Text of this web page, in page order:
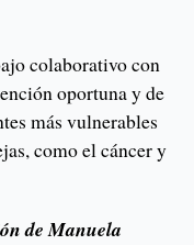
colaborativo con
oportuna y de
más vulnerables
como el cáncer y
de Manuela